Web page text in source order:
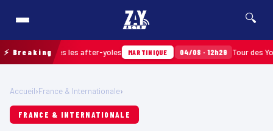
🔍
⚡ Breaking
après les after-yoles MARTINIQUE 04/08 · 12h29 Tour des Yoles et
Accueil›France & Internationale›
FRANCE & INTERNATIONALE